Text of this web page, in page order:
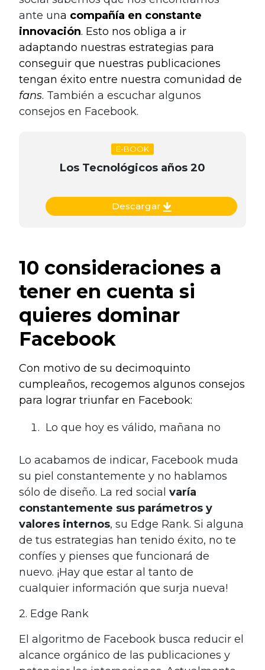
ante una compañía en constante
innovación. Esto nos obliga a ir
adaptando nuestras estrategias para
conseguir que nuestras publicaciones
tengan éxito entre nuestra comunidad de
fans. También a escuchar algunos
consejos en Facebook.
E-BOOK
Los Tecnológicos años 20
Descargar
10 consideraciones a
tener en cuenta si
quieres dominar
Facebook
Con motivo de su decimoquinto
cumpleaños, recogemos algunos consejos
para lograr triunfar en Facebook:
Lo que hoy es válido, mañana no
Lo acabamos de indicar, Facebook muda
su piel constantemente y no hablamos
sólo de diseño. La red social varía
constantemente sus parámetros y
valores internos, su Edge Rank. Si alguna
de tus estrategias han tenido éxito, no te
confíes y pienses que funcionará de
nuevo. ¡Hay que estar al tanto de
cualquier información que surja nueva!
2. Edge Rank
El algoritmo de Facebook busca reducir el
alcance orgánico de las publicaciones y